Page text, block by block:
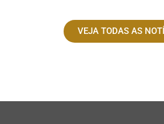
VEJA TODAS AS